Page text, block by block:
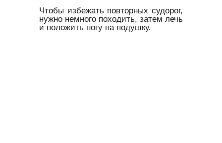
Чтобы избежать повторных судорог,
нужно немного походить, затем лечь
и положить ногу на подушку.